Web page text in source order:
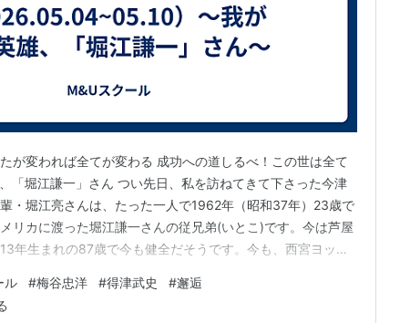
が変われば全てが変わる 成功への道しるべ！この世は全て
「堀江謙一」さん つい先日、私を訪ねてきて下さった今津
・堀江亮さんは、たった一人で1962年（昭和37年）23歳で
リカに渡った堀江謙一さんの従兄弟(いとこ)です。今は芦屋
年生まれの87歳で今も健全だそうです。今も、西宮ヨット
ての冒険でした。そのヨットが当時のままの姿で展示して
洋ひとりぼっち」…
ル #梅谷忠洋 #得津武史 #邂逅